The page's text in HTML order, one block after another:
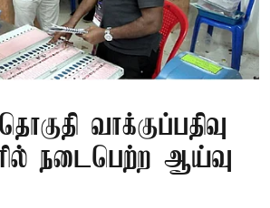
வாக்குப்பதிவு
நடைபெற்ற ஆய்வு